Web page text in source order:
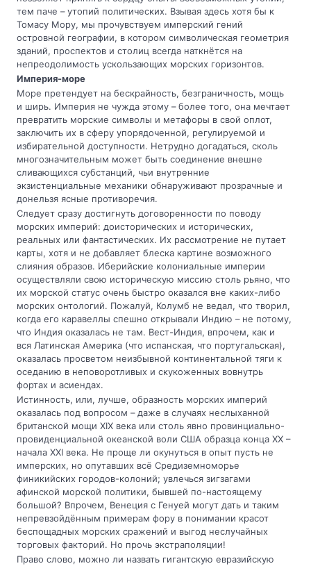
тем паче – утопий политических. Взывая здесь хотя бы к
Томасу Мору, мы прочувствуем имперский гений
островной географии, в котором символическая геометрия
зданий, проспектов и столиц всегда наткнётся на
непреодолимость ускользающих морских горизонтов.
Империя-море
Море претендует на бескрайность, безграничность, мощь
и ширь. Империя не чужда этому – более того, она мечтает
превратить морские символы и метафоры в свой оплот,
заключить их в сферу упорядоченной, регулируемой и
избирательной доступности. Нетрудно догадаться, сколь
многозначительным может быть соединение внешне
сливающихся субстанций, чьи внутренние
экзистенциальные механики обнаруживают прозрачные и
донельзя ясные противоречия.
Следует сразу достигнуть договоренности по поводу
морских империй: доисторических и исторических,
реальных или фантастических. Их рассмотрение не путает
карты, хотя и не добавляет блеска картине возможного
слияния образов. Иберийские колониальные империи
осуществляли свою историческую миссию столь рьяно, что
их морской статус очень быстро оказался вне каких-либо
морских онтологий. Пожалуй, Колумб не ведал, что творил,
когда его каравеллы спешно открывали Индию – не потому,
что Индия оказалась не там. Вест-Индия, впрочем, как и
вся Латинская Америка (что испанская, что португальская),
оказалась просветом неизбывной континентальной тяги к
оседанию в неповоротливых и скукоженных вовнутрь
фортах и асиендах.
Истинность, или, лучше, образность морских империй
оказалась под вопросом – даже в случаях неслыханной
британской мощи XIX века или столь явно провинциально-
провиденциальной океанской воли США образца конца XX –
начала XXI века. Не проще ли окунуться в опыт пусть не
имперских, но опутавших всё Средиземноморье
финикийских городов-колоний; увлечься зигзагами
афинской морской политики, бывшей по-настоящему
большой? Впрочем, Венеция с Генуей могут дать и таким
непревзойдённым примерам фору в понимании красот
беспощадных морских сражений и выгод неслучайных
торговых факторий. Но прочь экстраполяции!
Право слово, можно ли назвать гигантскую евразийскую